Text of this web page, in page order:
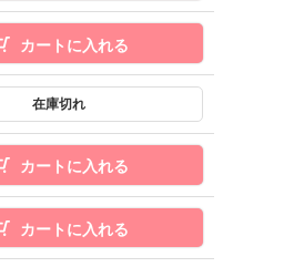
カートに入れる
カートに入れる
カートに入れる